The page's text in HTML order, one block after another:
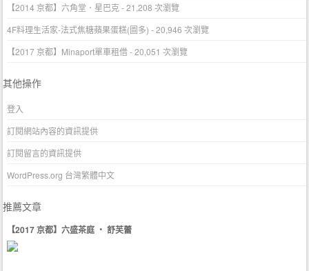
【2014 京都】六角堂．星巴克- 21,208 次瀏覽
4F料理生活家-法式焦糖蘋果蛋糕(圖多) - 20,946 次瀏覽
【2017 京都】Minaport單車租借- 20,051 次瀏覽
其他操作
登入
訂閱網站內容的資訊提供
訂閱留言的資訊提供
WordPress.org 台灣繁體中文
推薦文章
【2017 京都】六盛茶庭 ‧ 舒芙蕾